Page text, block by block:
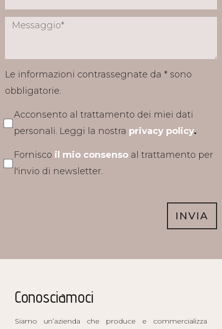
Le informazioni contrassegnate da * sono
obbligatorie.
Acconsento al trattamento dei miei dati
personali. Leggi la nostra privacy policy.
Fornisco il mio consenso al trattamento per
l'invio di newsletter.
INVIA
Conosciamoci
Siamo un’azienda che produce e commercializza